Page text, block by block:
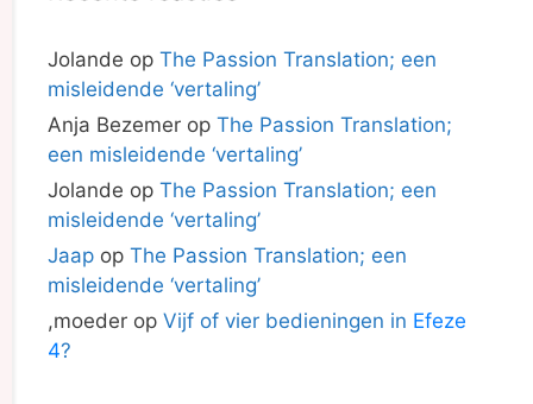
Jolande op The Passion Translation; een
misleidende ‘vertaling’
Anja Bezemer op The Passion Translation;
een misleidende ‘vertaling’
Jolande op The Passion Translation; een
misleidende ‘vertaling’
Jaap op The Passion Translation; een
misleidende ‘vertaling’
,moeder op Vijf of vier bedieningen in Efeze
4?